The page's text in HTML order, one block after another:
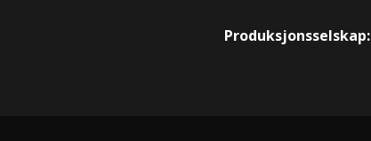
Produksjonsselskap: